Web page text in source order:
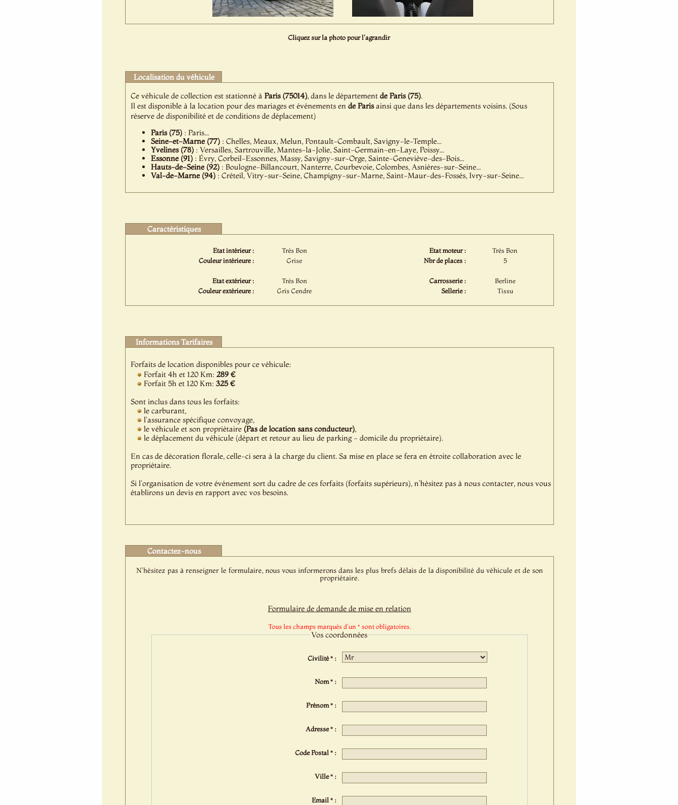
Cliquez sur la photo pour l'agrandir
Localisation du véhicule
Ce véhicule de collection est stationné à Paris (75014), dans le département de Paris (75).
Il est disponible à la location pour des mariages et événements en de Parisainsi que dans les départements voisins. (Sous
réserve de disponibilité et de conditions de déplacement)
Paris (75): Paris...
Seine-et-Marne (77): Chelles, Meaux, Melun, Pontault-Combault, Savigny-le-Temple...
Yvelines (78): Versailles, Sartrouville, Mantes-la-Jolie, Saint-Germain-en-Laye, Poissy...
Essonne (91): Évry, Corbeil-Essonnes, Massy, Savigny-sur-Orge, Sainte-Geneviève-des-Bois...
Hauts-de-Seine (92): Boulogne-Billancourt, Nanterre, Courbevoie, Colombes, Asnières-sur-Seine...
Val-de-Marne (94): Créteil, Vitry-sur-Seine, Champigny-sur-Marne, Saint-Maur-des-Fossés, Ivry-sur-Seine...
Caractéristiques
Etat intérieur :
Très Bon
Couleur intérieure :
Grise
Etat extérieur :
Très Bon
Couleur extérieure :
Gris Cendre
Etat moteur :
Très Bon
Nbr de places :
5
Carrosserie :
Berline
Sellerie :
Tissu
Informations Tarifaires
Forfaits de location disponibles pour ce véhicule:
Forfait 4h et 120 Km: 289 €
Forfait 5h et 120 Km: 325 €
Sont inclus dans tous les forfaits:
le carburant,
l'assurance spécifique convoyage,
le véhicule et son propriétaire (Pas de location sans conducteur),
le déplacement du véhicule (départ et retour au lieu de parking - domicile du propriétaire).
En cas de décoration florale, celle-ci sera à la charge du client. Sa mise en place se fera en étroite collaboration avec le
propriétaire.
Si l'organisation de votre événement sort du cadre de ces forfaits (forfaits supérieurs), n'hésitez pas à nous contacter, nous vous
établirons un devis en rapport avec vos besoins.
Contactez-nous
N'hésitez pas à renseigner le formulaire, nous vous informerons dans les plus brefs délais de la disponibilité du véhicule et de son
propriétaire.
Formulaire de demande de mise en relation
Tous les champs marqués d'un * sont obligatoires.
Vos coordonnées
Civilité * :
Nom * :
Prénom * :
Adresse * :
Code Postal * :
Ville * :
Email * :